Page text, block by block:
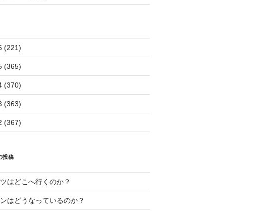
(221)
(365)
(370)
(363)
(367)
投稿
ツはどこへ行くのか？
はどうなっているのか？